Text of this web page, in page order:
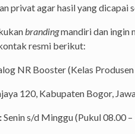
privat agar hasil yang dicapai
brandingmandiri dan ingin
resmi berikut:
NR Booster (Kelas
120, Kabupaten Bogor,
Senin s/d Minggu (Pukul 08.00